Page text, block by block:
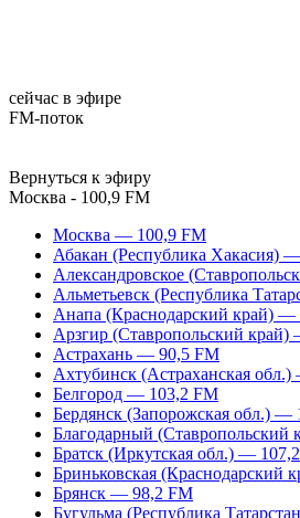
сейчас в эфире
FM-поток
Вернуться к эфиру
Москва - 100,9 FM
Москва — 100,9 FM
Абакан (Республика Хакасия)
Александровское
Альметьевск (Республика
Анапа (Краснодарский край) —
Арзгир (Ставропольский
Астрахань — 90,5 FM
Ахтубинск (Астраханская
Белгород — 103,2 FM
Бердянск (Запорожская обл.) —
Благодарный
Братск (Иркутская обл.) —
Бриньковская (Краснодарский
Брянск — 98,2 FM
Бугульма (Республика